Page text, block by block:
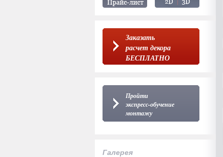
Заказать
расчет декора
БЕСПЛАТНО
Пройти
экспресс-обучение
монтажу
Галерея